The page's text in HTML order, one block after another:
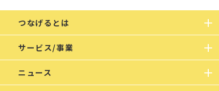
つなげるとは
サービス/事業
ニュース